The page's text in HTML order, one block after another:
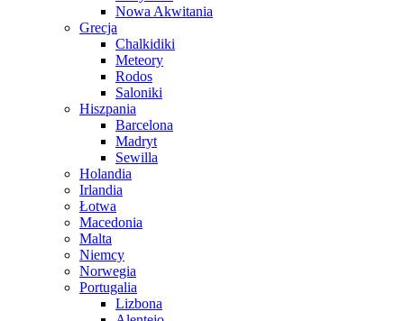
Nowa Akwitania
Grecja
Chalkidiki
Meteory
Rodos
Saloniki
Hiszpania
Barcelona
Madryt
Sewilla
Holandia
Irlandia
Łotwa
Macedonia
Malta
Niemcy
Norwegia
Portugalia
Lizbona